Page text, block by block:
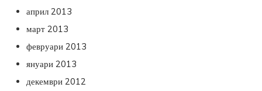
април 2013
март 2013
февруари 2013
януари 2013
декември 2012